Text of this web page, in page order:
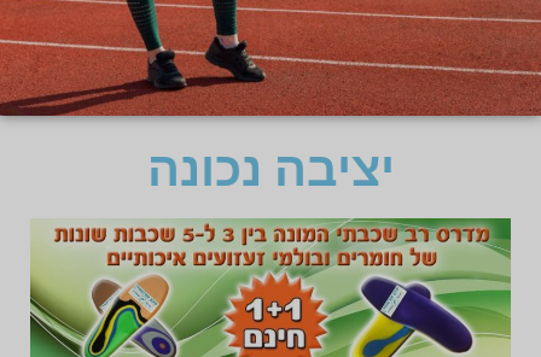
יציבה נכונה